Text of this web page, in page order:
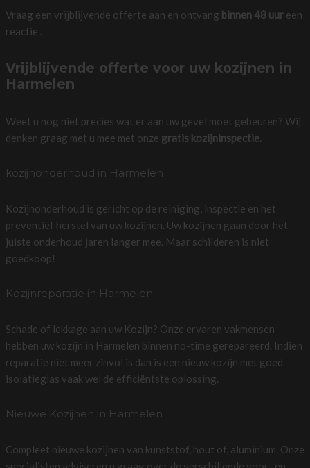
Vraag een vrijblijvende offerte aan en ontvang binnen 48 uureen
reactie .
Vrijblijvende offerte voor uw kozijnen in
Harmelen
Weet u nog niet precies wat er aan uw gevel moet gebeuren? Wij
denken graag met u mee met onze gratis kozijninspectie.
kozijnonderhoud in Harmelen
Kozijnonderhoud is gericht op de reiniging, inspectie en het
preventief herstel van uw kozijnen. Uw kozijnen gaan door het
juiste onderhoud jaren langer mee. Maar schilderen is niet
goedkoop!
Kozijnreparatie in Harmelen
Schade of lekkage aan uw Kozijn? Onze ervaren vakmensen
hebben uw kozijn in Harmelen binnen no-time gerepareerd. Indien
reparatie niet meer zinvol is dan is een nieuw kozijn met goed
isolatieglas vaak wel de efficiëntste oplossing.
Nieuwe Kozijnen in Harmelen
Compleet nieuwe kozijnen van kunststof, hout of, aluminium. Onze